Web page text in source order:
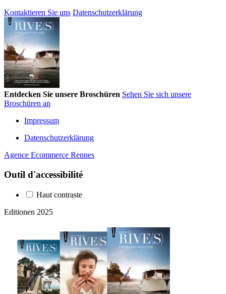
Kontaktieren Sie uns Datenschutzerklärung
Entdecken Sie unsere Broschüren Sehen Sie sich unsere
Broschüren an
Impressum
Datenschutzerklärung
Agence Ecommerce Rennes
Outil d'accessibilité
Haut contraste
Editionen 2025